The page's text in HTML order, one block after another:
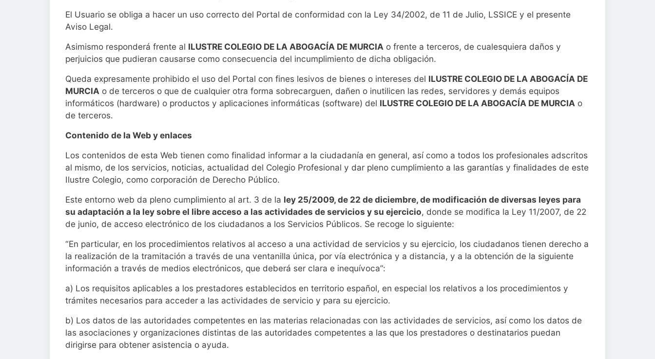
El Usuario se obliga a hacer un uso correcto del Portal de conformidad con la Ley 34/2002, de 11 de Julio, LSSICE y el presente
Aviso Legal.
Asimismo responderá frente al ILUSTRE COLEGIO DE LA ABOGACÍA DE MURCIA o frente a terceros, de cualesquiera daños y
perjuicios que pudieran causarse como consecuencia del incumplimiento de dicha obligación.
Queda expresamente prohibido el uso del Portal con fines lesivos de bienes o intereses del ILUSTRE COLEGIO DE LA ABOGACÍA DE
MURCIA o de terceros o que de cualquier otra forma sobrecarguen, dañen o inutilicen las redes, servidores y demás equipos
informáticos (hardware) o productos y aplicaciones informáticas (software) del ILUSTRE COLEGIO DE LA ABOGACÍA DE MURCIA o
de terceros.
Contenido de la Web y enlaces
Los contenidos de esta Web tienen como finalidad informar a la ciudadanía en general, así como a todos los profesionales adscritos
al mismo, de los servicios, noticias, actualidad del Colegio Profesional y dar pleno cumplimiento a las garantías y finalidades de este
Ilustre Colegio, como corporación de Derecho Público.
Este entorno web da pleno cumplimiento al art. 3 de la ley 25/2009, de 22 de diciembre, de modificación de diversas leyes para
su adaptación a la ley sobre el libre acceso a las actividades de servicios y su ejercicio, donde se modifica la Ley 11/2007, de 22
de junio, de acceso electrónico de los ciudadanos a los Servicios Públicos. Se recoge lo siguiente:
“En particular, en los procedimientos relativos al acceso a una actividad de servicios y su ejercicio, los ciudadanos tienen derecho a
la realización de la tramitación a través de una ventanilla única, por vía electrónica y a distancia, y a la obtención de la siguiente
información a través de medios electrónicos, que deberá ser clara e inequívoca”:
a) Los requisitos aplicables a los prestadores establecidos en territorio español, en especial los relativos a los procedimientos y
trámites necesarios para acceder a las actividades de servicio y para su ejercicio.
b) Los datos de las autoridades competentes en las materias relacionadas con las actividades de servicios, así como los datos de
las asociaciones y organizaciones distintas de las autoridades competentes a las que los prestadores o destinatarios puedan
dirigirse para obtener asistencia o ayuda.